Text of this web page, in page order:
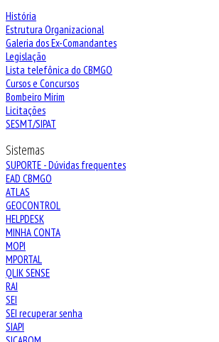
História
Estrutura Organizacional
Galeria dos Ex-Comandantes
Legislação
Lista telefônica do CBMGO
Cursos e Concursos
Bombeiro Mirim
Licitações
SESMT/SIPAT
Sistemas
SUPORTE - Dúvidas frequentes
EAD CBMGO
ATLAS
GEOCONTROL
HELPDESK
MINHA CONTA
MOPI
MPORTAL
QLIK SENSE
RAI
SEI
SEI recuperar senha
SIAPI